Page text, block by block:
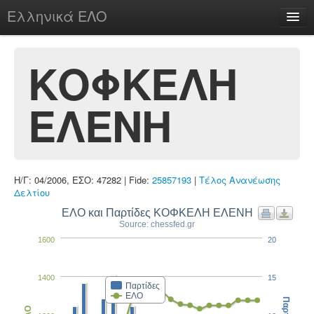
Ελληνικά ΕΛΟ
chesstu.be @ discord
Login
ΚΟΦΚΕΛΗ
ΕΛΕΝΗ
Η/Γ: 04/2006, ΕΣΟ: 47282 | Fide: 25857193 | Τέλος Ανανέωσης
Δελτίου
ΕΛΟ και Παρτίδες ΚΟΦΚΕΛΗ ΕΛΕΝΗ
Source: chessfed.gr
Παρτίδες
ΕΛΟ
1400
1600
15
20